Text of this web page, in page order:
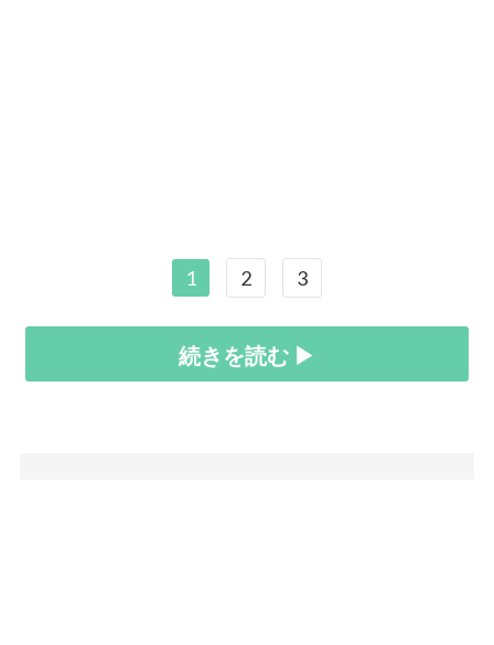
1 2 3
続きを読む ▶